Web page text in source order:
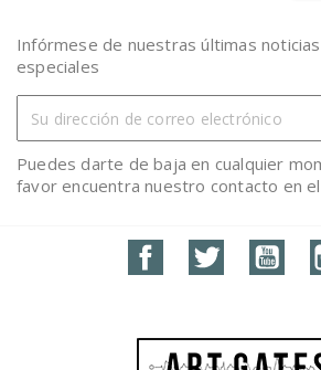
Infórmese de nuestras últimas
especiales
Puedes darte de baja en cualquier
favor encuentra nuestro contacto en
FacebookTwitter